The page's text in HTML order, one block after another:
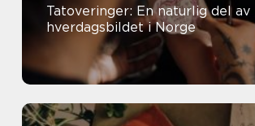
Tatoveringer: En naturlig del av
hverdagsbildet i Norge